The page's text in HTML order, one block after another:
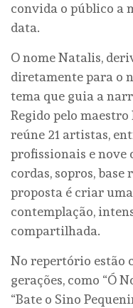
convida o público a
data.
O nome Natalis,
diretamente para o
tema que guia a
Regido pelo maestro
reúne 21 artistas,
profissionais e nove
cordas, sopros,
proposta é criar
contemplação,
compartilhada.
No repertório estão
gerações, como “Ó
“Bate o Sino